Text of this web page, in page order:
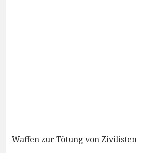
Waffen zur Tötung von Zivilisten